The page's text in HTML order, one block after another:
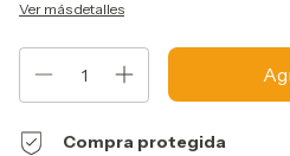
Ver más detalles
Compra protegida